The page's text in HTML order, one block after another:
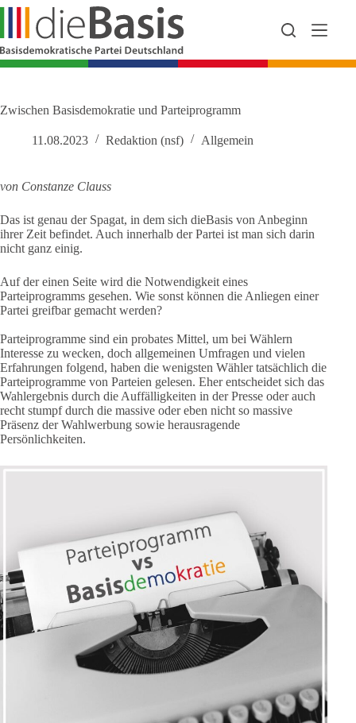
Zum
springen
Zwischen Basisdemokratie und Parteiprogramm
11.08.2023 Redaktion (nsf) Allgemein
von Constanze Clauss
Das ist genau der Spagat, in dem sich dieBasis von Anbeginn
ihrer Zeit befindet. Auch innerhalb der Partei ist man sich darin
nicht ganz einig.
Auf der einen Seite wird die Notwendigkeit eines
Parteiprogramms gesehen. Wie sonst können die Anliegen einer
Partei greifbar gemacht werden?
Parteiprogramme sind ein probates Mittel, um bei Wählern
Interesse zu wecken, doch allgemeinen Umfragen und vielen
Erfahrungen folgend, haben die wenigsten Wähler tatsächlich die
Parteiprogramme von Parteien gelesen. Eher entscheidet sich das
Wahlergebnis durch die Auffälligkeiten in der Presse oder auch
recht stumpf durch die massive oder eben nicht so massive
Präsenz der Wahlwerbung sowie herausragende
Persönlichkeiten.